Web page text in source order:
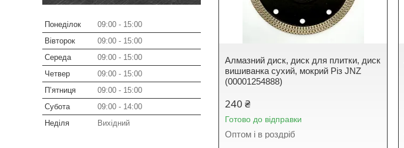
Алмазний диск, диск для плитки, диск
вишиванка сухий, мокрий Різ JNZ
(00001254888)
240 ₴
Готово до відправки
Оптом і в роздріб
Понеділок 09:00
15:00
Вівторок
09:00
15:00
Середа
09:00
15:00
Четвер
09:00
15:00
Пʼятниця
09:00
15:00
Субота
09:00
14:00
Неділя
Вихідний